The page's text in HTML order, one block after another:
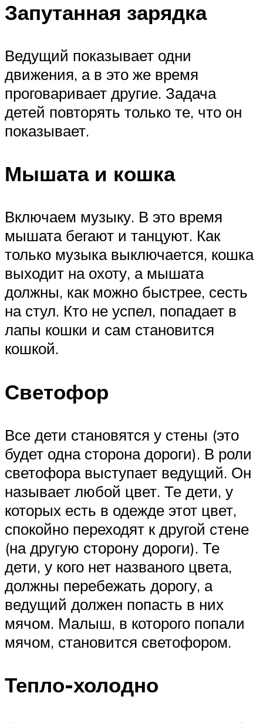
Запутанная зарядка
Ведущий показывает одни
движения, а в это же время
проговаривает другие. Задача
детей повторять только те, что он
показывает.
Мышата и кошка
Включаем музыку. В это время
мышата бегают и танцуют. Как
только музыка выключается, кошка
выходит на охоту, а мышата
должны, как можно быстрее, сесть
на стул. Кто не успел, попадает в
лапы кошки и сам становится
кошкой.
Светофор
Все дети становятся у стены (это
будет одна сторона дороги). В роли
светофора выступает ведущий. Он
называет любой цвет. Те дети, у
которых есть в одежде этот цвет,
спокойно переходят к другой стене
(на другую сторону дороги). Те
дети, у кого нет названого цвета,
должны перебежать дорогу, а
ведущий должен попасть в них
мячом. Малыш, в которого попали
мячом, становится светофором.
Тепло-холодно